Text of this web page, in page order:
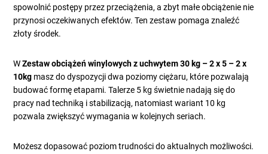
spowolnić postępy przez przeciążenia, a zbyt małe obciążenie nie
przynosi oczekiwanych efektów. Ten zestaw pomaga znaleźć
złoty środek.
WZestaw obciążeń winylowych z uchwytem 30 kg – 2 x 5 – 2 x
10kg masz do dyspozycji dwa poziomy ciężaru, które pozwalają
budować formę etapami. Talerze 5 kg świetnie nadają się do
pracy nad techniką i stabilizacją, natomiast wariant 10 kg
pozwala zwiększyć wymagania w kolejnych seriach.
Możesz dopasować poziom trudności do aktualnych możliwości.